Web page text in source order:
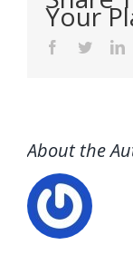
Your
Facebook
Twitter
About the